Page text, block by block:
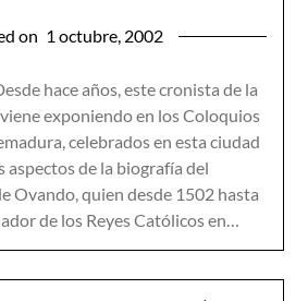
on 1 octubre, 2002
hace años, este cronista de la
exponiendo en los Coloquios
celebrados en esta ciudad
aspectos de la biografía del
Ovando, quien desde 1502 hasta
de los Reyes Católicos en…